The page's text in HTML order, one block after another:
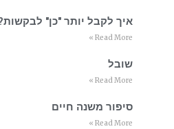
איך לקבל יותר "כן"
Read More »
שובל
Read More »
סיפור משנה חיים
Read More »